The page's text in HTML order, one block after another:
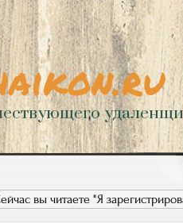
вы читаете "Я